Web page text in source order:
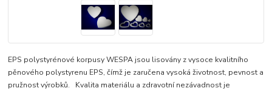
EPS polystyrénové korpusy WESPA jsou lisovány z vysoce kvalitního
pěnového polystyrenu EPS, čímž je zaručena vysoká životnost, pevnost a
pružnost výrobků. Kvalita materiálu a zdravotní nezávadnost je